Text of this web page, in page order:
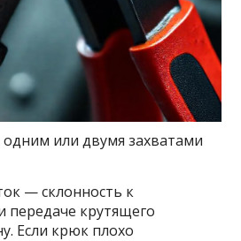
или двумя захватами
— склонность к
передаче крутящего
Если крюк плохо